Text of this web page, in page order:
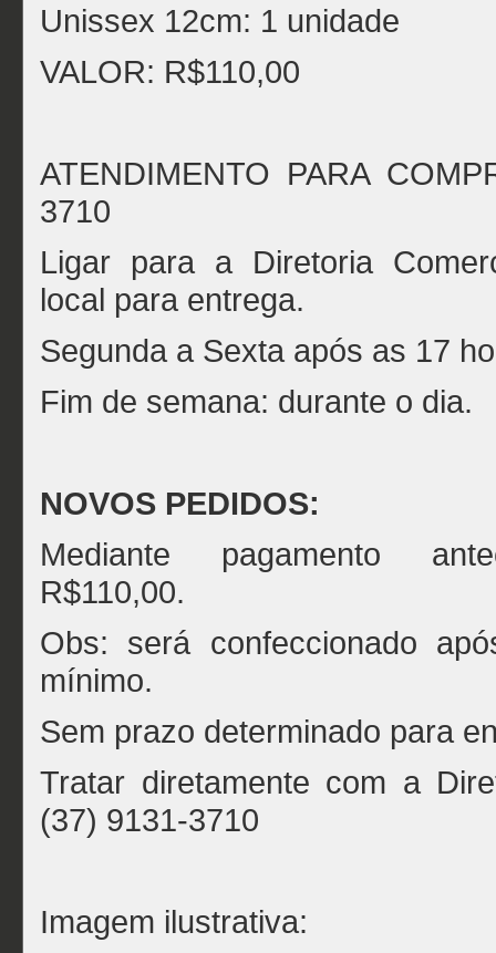
Unissex 12cm: 1 unidade
VALOR: R$110,00
ATENDIMENTO PARA
3710
Ligar para a Diretoria
local para entrega.
Segunda a Sexta após as 17
Fim de semana: durante o dia.
NOVOS PEDIDOS:
Mediante pagamento
R$110,00.
Obs: será confeccionado
mínimo.
Sem prazo determinado para
Tratar diretamente com a
(37) 9131-3710
Imagem ilustrativa: